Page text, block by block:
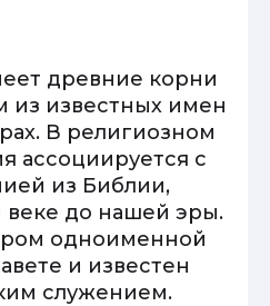
древние корни
из известных имен
В религиозном
ассоциируется с
из Библии,
веке до нашей эры.
одноименной
и известен
служением.